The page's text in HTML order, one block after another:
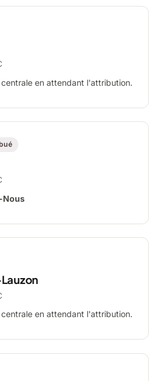
en attendant l'attribution.
Nous
en attendant l'attribution.